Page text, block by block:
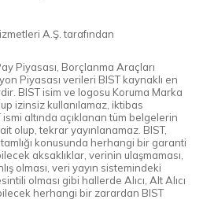
A.Ş. tarafından
Piyasası, Borçlanma Araçları
Piyasası verileri BIST kaynaklı en
BIST isim ve logosu Koruma Marka
izinsiz kullanılamaz, iktibas
altında açıklanan tüm belgelerin
olup, tekrar yayınlanamaz. BIST,
konusunda herhangi bir garanti
aksaklıklar, verinin ulaşmaması,
olması, veri yayın sistemindeki
olması gibi hallerde Alıcı, Alt Alıcı
herhangi bir zarardan BIST